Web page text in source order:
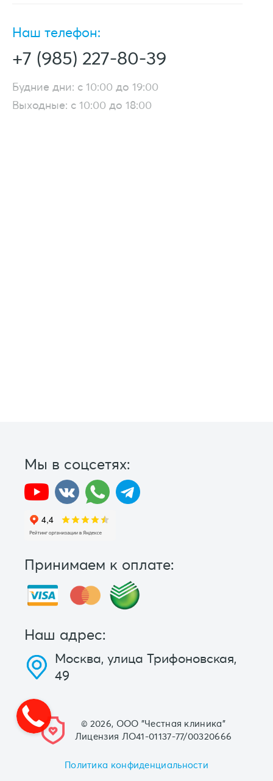
Наш телефон:
+7 (985) 227-80-39
Будние дни: с 10:00 до 19:00
Выходные: с 10:00 до 18:00
Мы в соцсетях:
Принимаем к оплате:
Наш адрес:
Москва, улица Трифоновская,
49
© 2026, ООО "Честная клиника"
Лицензия ЛО41-01137-77/00320666
Политика конфиденциальности